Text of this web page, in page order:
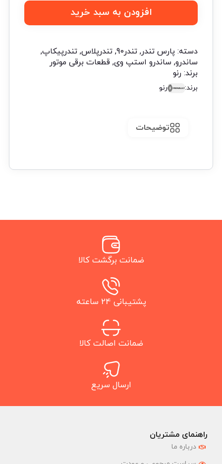
افزودن به سبد خرید
دسته: پارس تندر, تندر90 , تندرپلاس, تندرپیکاپ,
ساندرو, ساندرو استپ وی, قطعات برقی موتور
برند: رنو
برند: رنو
توضیحات
ضمانت برگشت کالا
پشتیبانی 24 ساعته
ضمانت اصالت کالا
ارسال سریع
راهنمای مشتریان
درباره ما